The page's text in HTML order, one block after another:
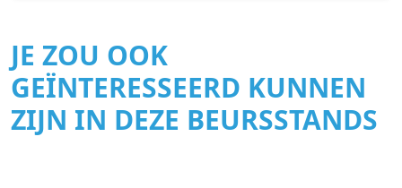
JE ZOU OOK
GEÏNTERESSEERD KUNNEN
ZIJN IN DEZE BEURSSTANDS